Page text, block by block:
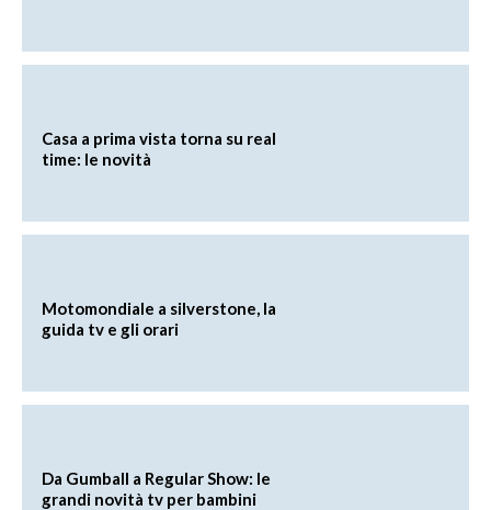
Casa a prima vista torna su real
time: le novità
Motomondiale a silverstone, la
guida tv e gli orari
Da Gumball a Regular Show: le
grandi novità tv per bambini